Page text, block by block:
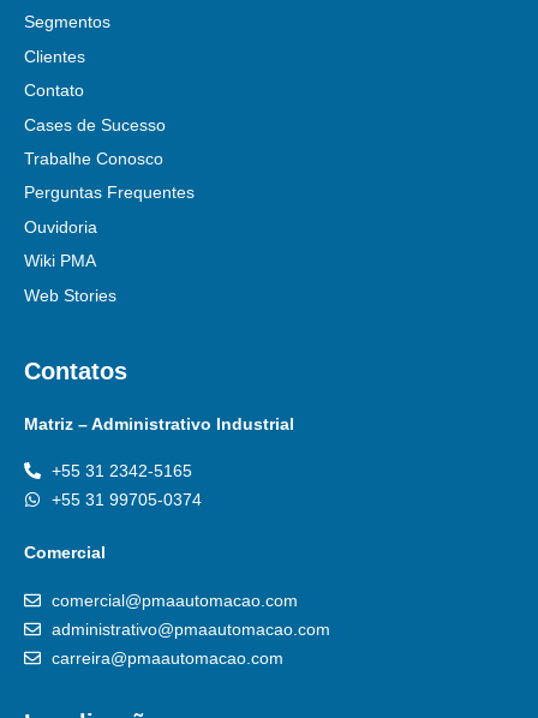
Segmentos
Clientes
Contato
Cases de Sucesso
Trabalhe Conosco
Perguntas Frequentes
Ouvidoria
Wiki PMA
Web Stories
Contatos
Matriz – Administrativo Industrial
+55 31 2342-5165
+55 31 99705-0374
Comercial
comercial@pmaautomacao.com
administrativo@pmaautomacao.com
carreira@pmaautomacao.com